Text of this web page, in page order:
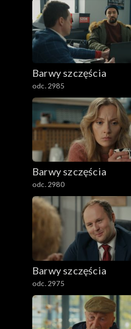
Barwy szczęścia
odc. 2985
Barwy szczęścia
odc. 2980
Barwy szczęścia
odc. 2975